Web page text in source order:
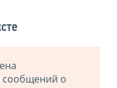
сообщений о